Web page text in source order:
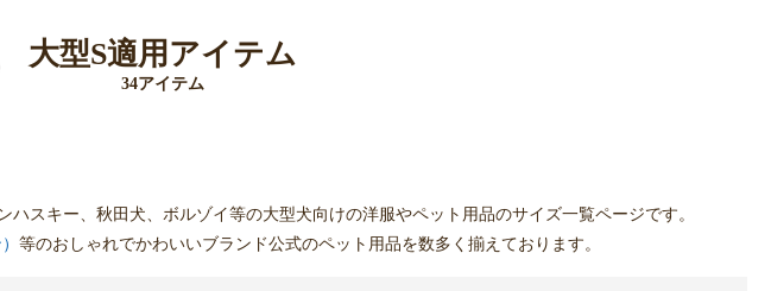
大型S適用アイテム
34アイテム
スキー、秋田犬、ボルゾイ等の大型犬向けの洋服やペット用品のサイズ一覧ページです。
等のおしゃれでかわいいブランド公式のペット用品を数多く揃えております。